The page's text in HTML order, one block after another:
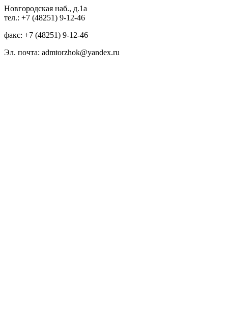
Новгородская наб., д.1а
тел.: +7 (48251) 9-12-46
факс: +7 (48251) 9-12-46
Эл. почта: admtorzhok@yandex.ru